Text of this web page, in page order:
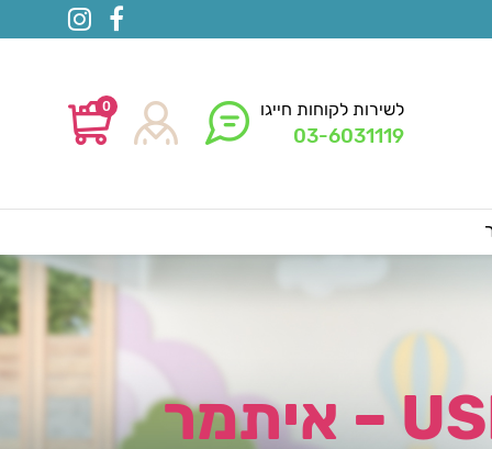
לשירות לקוחות חייגו
03-6031119
0